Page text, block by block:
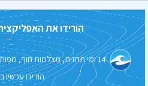
הורידו את
14 ימי תחזית, מצלמות חוף,
הורידו עכשיו